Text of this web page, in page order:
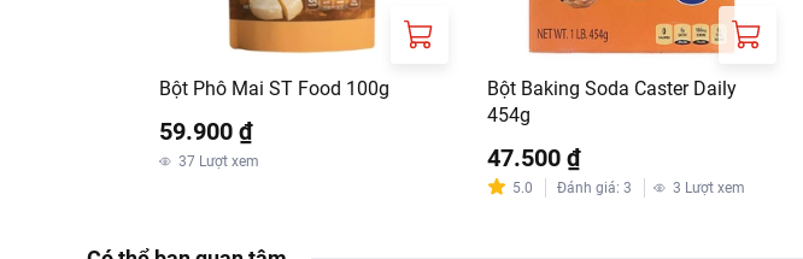
Bột Phô Mai ST Food 100g
59.900 ₫
37 Lượt xem
Bột Baking Soda Caster Daily
454g
47.500 ₫
5.0 Đánh giá: 3 3 Lượt xem